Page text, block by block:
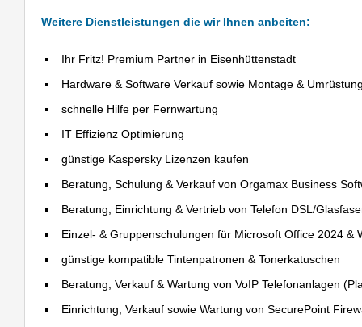
Weitere Dienstleistungen die wir Ihnen anbeiten:
Ihr Fritz! Premium Partner in Eisenhüttenstadt
Hardware & Software Verkauf sowie Montage &
schnelle Hilfe per Fernwartung
IT Effizienz Optimierung
günstige Kaspersky Lizenzen kaufen
Beratung, Schulung & Verkauf von Orgamax Business
Beratung, Einrichtung & Vertrieb von Telefon DSL/
Einzel- & Gruppenschulungen für Microsoft Office 2024 &
günstige kompatible Tintenpatronen & Tonerkatuschen
Beratung, Verkauf & Wartung von VoIP Telefonanlagen
Einrichtung, Verkauf sowie Wartung von SecurePoint